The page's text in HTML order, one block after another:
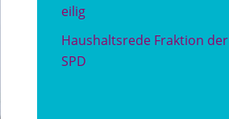
eilig
Haushaltsrede Fraktion der
SPD